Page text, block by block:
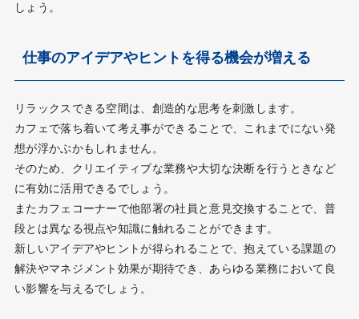
しょう。
仕事のアイデアやヒントを得る機会が増える
リラックスできる空間は、創造的な思考を刺激します。
カフェで落ち着いて考え事ができることで、これまでにない発
想が浮かぶかもしれません。
そのため、クリエイティブな業務や大切な決断を行うときなど
に有効に活用できるでしょう。
またカフェコーナーで他部署の社員と意見交換することで、普
段とは異なる視点や知識に触れることができます。
新しいアイデアやヒントが得られることで、抱えている課題の
解決やマネジメント効果が期待でき、あらゆる業務において良
い影響を与えるでしょう。